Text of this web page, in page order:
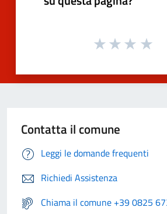
Contatta il comune
Leggi le domande frequenti
Richiedi Assistenza
Chiama il comune +39 0825